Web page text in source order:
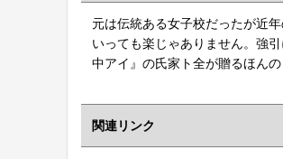
元は伝統ある女子校だったが近
いっても楽じゃありません。強
中アイ』の氏家ト全が贈るほん
関連リンク